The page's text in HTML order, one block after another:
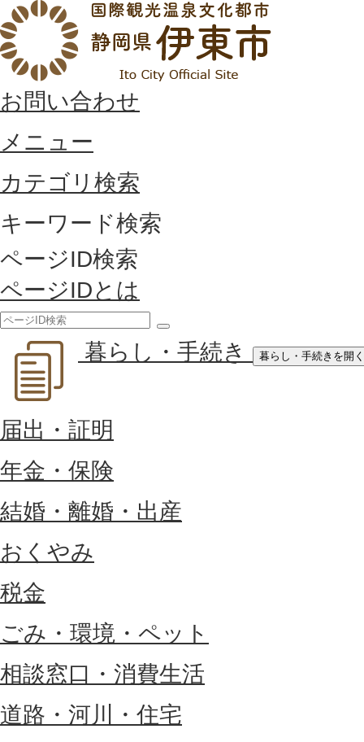
お問い合わせ
メニュー
カテゴリ検索
キーワード検索
ページID検索
ページIDとは
索
暮らし・手続き 暮らし・手続きを開く
届出・証明
年金・保険
結婚・離婚・出産
おくやみ
税金
ごみ・環境・ペット
相談窓口・消費生活
道路・河川・住宅